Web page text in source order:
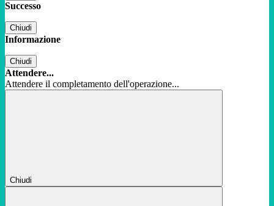
Successo
Chiudi
Informazione
Chiudi
Attendere...
Attendere il completamento dell'operazione...
Chiudi